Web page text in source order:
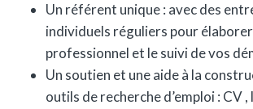
Un référent unique : avec des
individuels réguliers pour
professionnel et le suivi de vos
Un soutien et une aide à la
outils de recherche d’emploi : CV